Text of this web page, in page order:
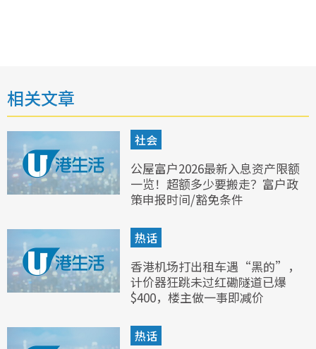
相关文章
社会
公屋富户2026最新入息资产限额
一览！超额多少要搬走？富户政
策申报时间/豁免条件
热话
香港机场打出租车遇“黑的”，
计价器狂跳未过红磡隧道已爆
$400，楼主做一事即减价
热话